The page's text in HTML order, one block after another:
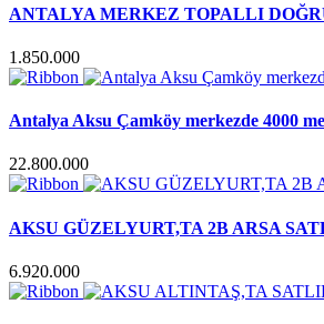
ANTALYA MERKEZ TOPALLI
1.850.000
Antalya Aksu Çamköy merkezde 4000
22.800.000
AKSU GÜZELYURT,TA 2B ARSA
6.920.000